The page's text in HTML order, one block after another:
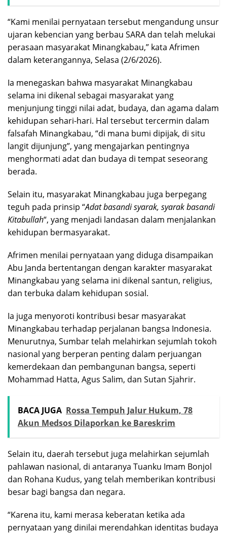
“Kami menilai pernyataan tersebut mengandung unsur
ujaran kebencian yang berbau SARA dan telah melukai
perasaan masyarakat Minangkabau,” kata Afrimen
dalam keterangannya, Selasa (2/6/2026).
Ia menegaskan bahwa masyarakat Minangkabau
selama ini dikenal sebagai masyarakat yang
menjunjung tinggi nilai adat, budaya, dan agama dalam
kehidupan sehari-hari. Hal tersebut tercermin dalam
falsafah Minangkabau, “di mana bumi dipijak, di situ
langit dijunjung”, yang mengajarkan pentingnya
menghormati adat dan budaya di tempat seseorang
berada.
Selain itu, masyarakat Minangkabau juga berpegang
teguh pada prinsip “Adat basandi syarak, syarak basandi
Kitabullah“, yang menjadi landasan dalam menjalankan
kehidupan bermasyarakat.
Afrimen menilai pernyataan yang diduga disampaikan
Abu Janda bertentangan dengan karakter masyarakat
Minangkabau yang selama ini dikenal santun, religius,
dan terbuka dalam kehidupan sosial.
Ia juga menyoroti kontribusi besar masyarakat
Minangkabau terhadap perjalanan bangsa Indonesia.
Menurutnya, Sumbar telah melahirkan sejumlah tokoh
nasional yang berperan penting dalam perjuangan
kemerdekaan dan pembangunan bangsa, seperti
Mohammad Hatta, Agus Salim, dan Sutan Sjahrir.
BACA JUGA Rossa Tempuh Jalur Hukum, 78
Akun Medsos Dilaporkan ke Bareskrim
Selain itu, daerah tersebut juga melahirkan sejumlah
pahlawan nasional, di antaranya Tuanku Imam Bonjol
dan Rohana Kudus, yang telah memberikan kontribusi
besar bagi bangsa dan negara.
“Karena itu, kami merasa keberatan ketika ada
pernyataan yang dinilai merendahkan identitas budaya